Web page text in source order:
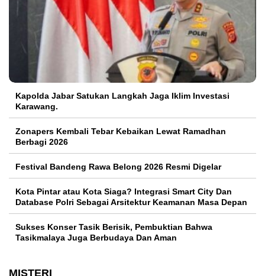
Kapolda Jabar Satukan Langkah Jaga Iklim Investasi
Karawang.
Zonapers Kembali Tebar Kebaikan Lewat Ramadhan
Berbagi 2026
Festival Bandeng Rawa Belong 2026 Resmi Digelar
Kota Pintar atau Kota Siaga? Integrasi Smart City Dan
Database Polri Sebagai Arsitektur Keamanan Masa Depan
Sukses Konser Tasik Berisik, Pembuktian Bahwa
Tasikmalaya Juga Berbudaya Dan Aman
MISTERI